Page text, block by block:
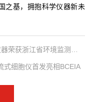
之基，拥抱科学仪器新未
式细胞仪首发亮相BCEIA